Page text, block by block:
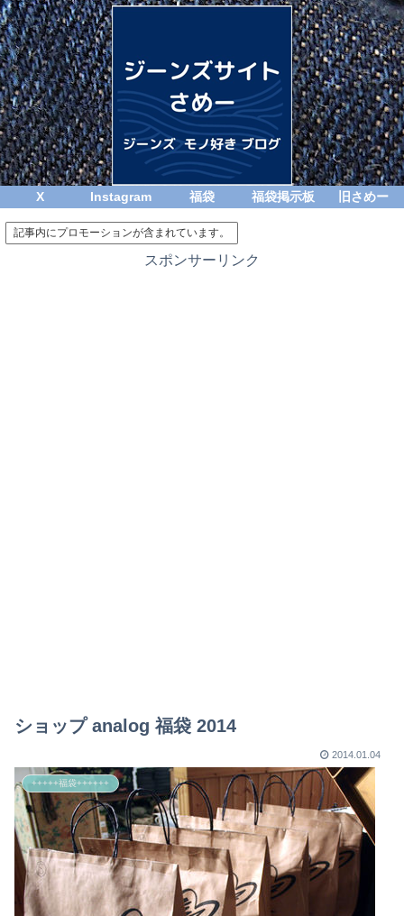
X Instagram 福袋 福袋掲示板 旧さめー
記事内にプロモーションが含まれています。
スポンサーリンク
ショップ analog 福袋 2014
2014.01.04
+++++福袋++++++